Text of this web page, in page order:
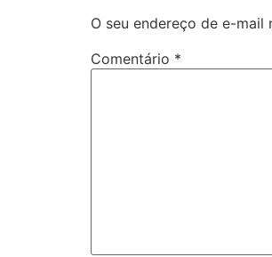
O seu endereço de e-mail
Comentário *